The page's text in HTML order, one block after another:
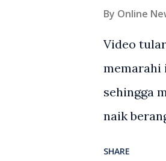
By Online
Video
memarahi
sehingga
naik
SHARE